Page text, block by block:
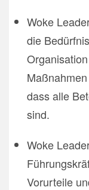
Woke
die
dass alle
sind.
Woke
Vorurteile